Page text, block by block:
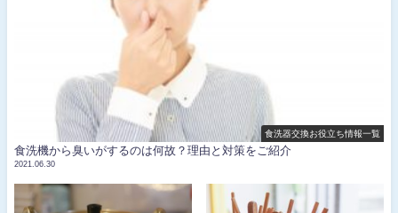
食洗器交換お役立ち情報一覧
食洗機から臭いがするのは何故？理由と対策をご紹介
2021.06.30